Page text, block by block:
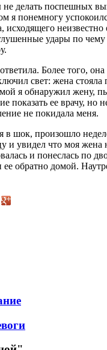
делать поспешных
я понемногу
исходящего
удары по
Более того,
свет: жена
я обнаружил жену,
ее врачу, но
не покидала меня.
в шок, произошло
увидел что моя жена
и понеслась по
ее обратно домой.